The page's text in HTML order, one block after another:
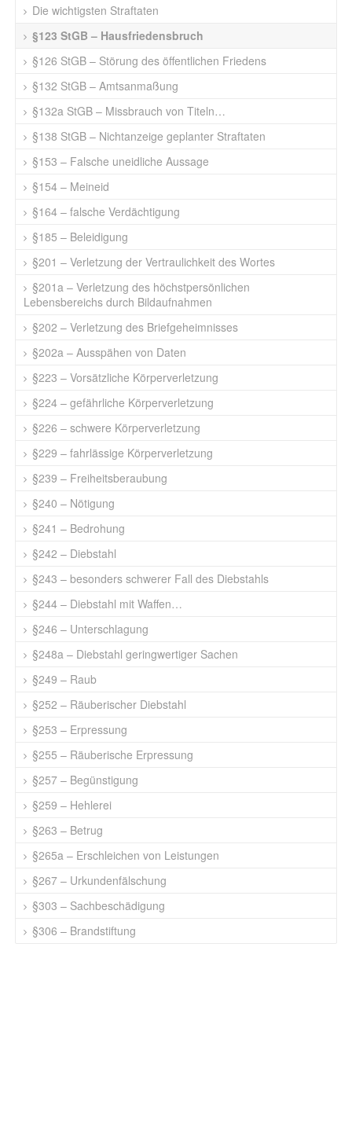
Die wichtigsten Straftaten
§123 StGB – Hausfriedensbruch
§126 StGB – Störung des öffentlichen Friedens
§132 StGB – Amtsanmaßung
§132a StGB – Missbrauch von Titeln…
§138 StGB – Nichtanzeige geplanter Straftaten
§153 – Falsche uneidliche Aussage
§154 – Meineid
§164 – falsche Verdächtigung
§185 – Beleidigung
§201 – Verletzung der Vertraulichkeit des Wortes
§201a – Verletzung des höchstpersönlichen
Lebensbereichs durch Bildaufnahmen
§202 – Verletzung des Briefgeheimnisses
§202a – Ausspähen von Daten
§223 – Vorsätzliche Körperverletzung
§224 – gefährliche Körperverletzung
§226 – schwere Körperverletzung
§229 – fahrlässige Körperverletzung
§239 – Freiheitsberaubung
§240 – Nötigung
§241 – Bedrohung
§242 – Diebstahl
§243 – besonders schwerer Fall des Diebstahls
§244 – Diebstahl mit Waffen…
§246 – Unterschlagung
§248a – Diebstahl geringwertiger Sachen
§249 – Raub
§252 – Räuberischer Diebstahl
§253 – Erpressung
§255 – Räuberische Erpressung
§257 – Begünstigung
§259 – Hehlerei
§263 – Betrug
§265a – Erschleichen von Leistungen
§267 – Urkundenfälschung
§303 – Sachbeschädigung
§306 – Brandstiftung